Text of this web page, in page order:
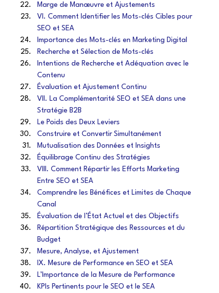
Marge de Manœuvre et Ajustements
VI. Comment Identifier les Mots-clés Cibles pour
SEO et SEA
Importance des Mots-clés en Marketing Digital
Recherche et Sélection de Mots-clés
Intentions de Recherche et Adéquation avec le
Contenu
Évaluation et Ajustement Continu
VII. La Complémentarité SEO et SEA dans une
Stratégie B2B
Le Poids des Deux Leviers
Construire et Convertir Simultanément
Mutualisation des Données et Insights
Équilibrage Continu des Stratégies
VIII. Comment Répartir les Efforts Marketing
Entre SEO et SEA
Comprendre les Bénéfices et Limites de Chaque
Canal
Évaluation de l’État Actuel et des Objectifs
Répartition Stratégique des Ressources et du
Budget
Mesure, Analyse, et Ajustement
IX. Mesure de Performance en SEO et SEA
L’Importance de la Mesure de Performance
KPIs Pertinents pour le SEO et le SEA